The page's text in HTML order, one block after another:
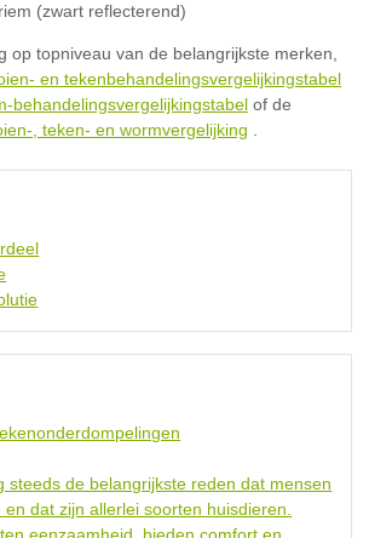
en tekenbehandelingsvergelijkingstabel
behandelingsvergelijkingstabel
, teken- en wormvergelijking
steeds de belangrijkste reden dat mensen
dat zijn allerlei soorten huisdieren.
eenzaamheid, bieden comfort en